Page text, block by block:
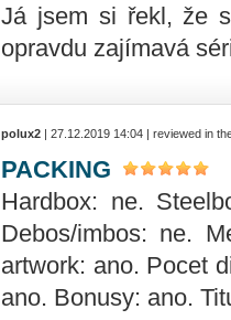
Já jsem si řekl, že
opravdu zajímavá
polux2 | 27.12.2019 14:04 | reviewed in
PACKING
Hardbox: ne.
Debos/imbos: ne.
artwork: ano. Pocet
ano. Bonusy: ano.